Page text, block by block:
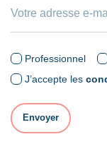
Professionnel
J’accepte les